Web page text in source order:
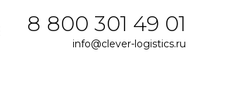
8 800 301 49 01
info@clever-logistics.ru